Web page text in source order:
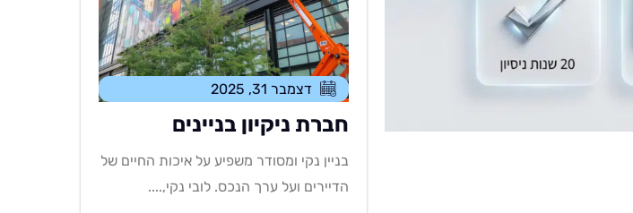
דצמבר 31, 2025
חברת ניקיון בניינים
בניין נקי ומסודר משפיע על איכות החיים של
הדיירים ועל ערך הנכס. לובי נקי,....